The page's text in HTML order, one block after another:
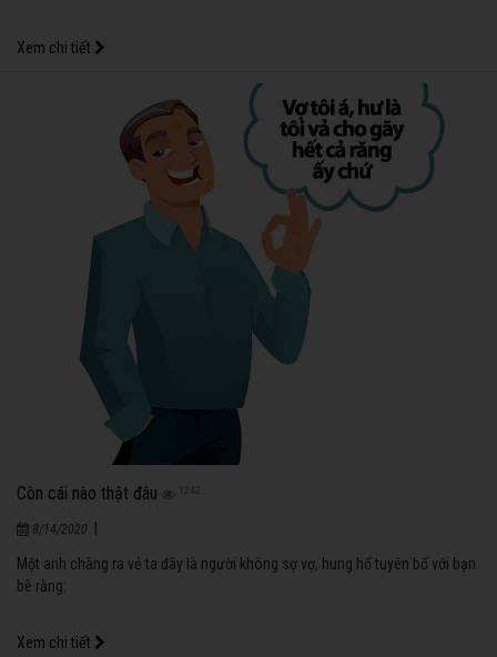
Xem chi tiết
Còn cái nào thật đâu
8/14/2020
Một anh chàng ra vẻ ta đây là người không sợ vợ, hung hổ tuyên bố với bạn
bè rằng:
Xem chi tiết